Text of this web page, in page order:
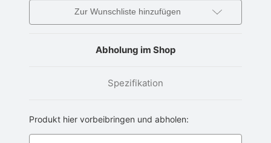
Zur Wunschliste hinzufügen
Abholung im Shop
Spezifikation
Produkt hier vorbeibringen und abholen: